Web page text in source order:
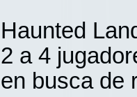
Haunted
2 a 4
en busca de